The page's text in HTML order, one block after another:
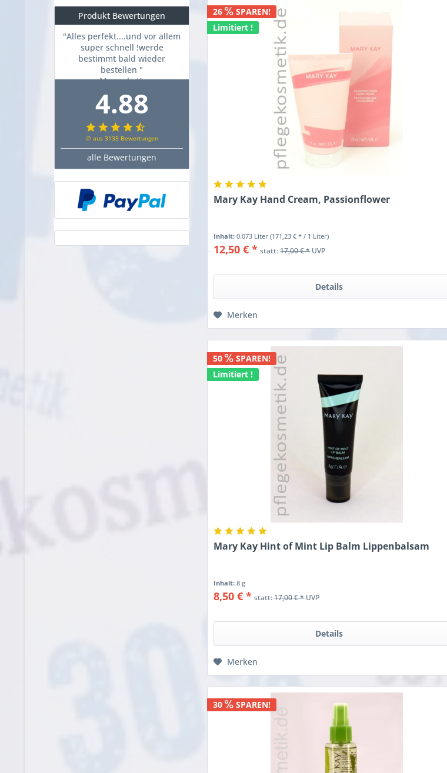
Produkt Bewertungen
"Alles perfekt....und vor allem
super schnell !werde
bestimmt bald wieder
bestellen "
Manuela K.
4.88
∅ aus 3135 Bewertungen
alle Bewertungen
26
SPAREN!
Limitiert !
Mary Kay Hand Cream, Passionflower
Inhalt:0.073 Liter(171,23 € * / 1 Liter)
12,50 € * statt:17,00 € *UVP
Details
Merken
50
SPAREN!
Limitiert !
Mary Kay Hint of Mint Lip Balm Lippenbalsam
Inhalt:8 g
8,50 € * statt:17,00 € *UVP
Details
Merken
30 SPAREN!